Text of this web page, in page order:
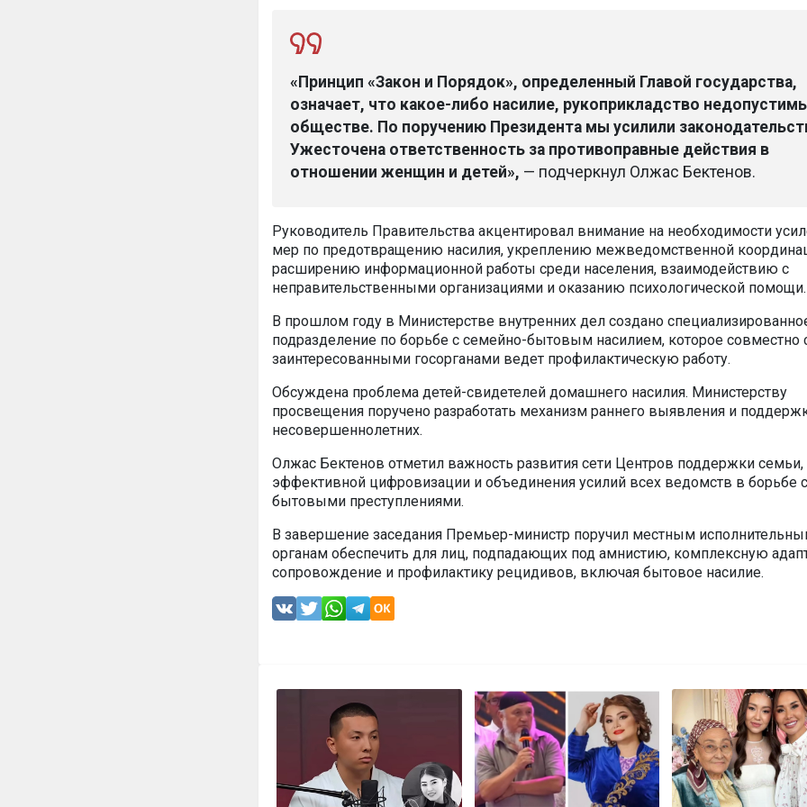
«Принцип «Закон и Порядок», определенный Главой государства,
означает, что какое-либо насилие, рукоприкладство
обществе. По поручению Президента мы усилили
Ужесточена ответственность за противоправные действия в
отношении женщин и детей», — подчеркнул Олжас Бектенов.
Руководитель Правительства акцентировал внимание на необходимости
мер по предотвращению насилия, укреплению межведомственной
расширению информационной работы среди населения, взаимодействию с
неправительственными организациями и оказанию психологической помощи.
В прошлом году в Министерстве внутренних дел создано
подразделение по борьбе с семейно-бытовым насилием, которое совместно
заинтересованными госорганами ведет профилактическую работу.
Обсуждена проблема детей-свидетелей домашнего насилия. Министерству
просвещения поручено разработать механизм раннего выявления и
несовершеннолетних.
Олжас Бектенов отметил важность развития сети Центров поддержки семьи,
эффективной цифровизации и объединения усилий всех ведомств в борьбе с
бытовыми преступлениями.
В завершение заседания Премьер-министр поручил местным
органам обеспечить для лиц, подпадающих под амнистию, комплексную
сопровождение и профилактику рецидивов, включая бытовое насилие.